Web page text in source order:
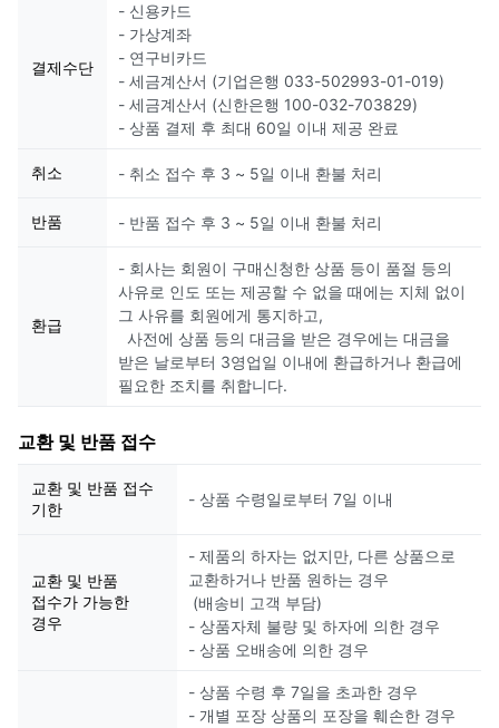
결제수단
- 신용카드
- 가상계좌
- 연구비카드
- 세금계산서 (기업은행 033-502993-01-019)
- 세금계산서 (신한은행 100-032-703829)
- 상품 결제 후 최대 60일 이내 제공 완료
취소 - 취소 접수 후 3 ~ 5일 이내 환불 처리
반품 - 반품 접수 후 3 ~ 5일 이내 환불 처리
환급
- 회사는 회원이 구매신청한 상품 등이 품절 등의
사유로 인도 또는 제공할 수 없을 때에는 지체 없이
그 사유를 회원에게 통지하고,
사전에 상품 등의 대금을 받은 경우에는 대금을
받은 날로부터 3영업일 이내에 환급하거나 환급에
필요한 조치를 취합니다.
교환 및 반품 접수
교환 및 반품 접수
기한
- 상품 수령일로부터 7일 이내
교환 및 반품
접수가 가능한
경우
- 제품의 하자는 없지만, 다른 상품으로
교환하거나 반품 원하는 경우
(배송비 고객 부담)
- 상품자체 불량 및 하자에 의한 경우
- 상품 오배송에 의한 경우
- 상품 수령 후 7일을 초과한 경우
- 개별 포장 상품의 포장을 훼손한 경우